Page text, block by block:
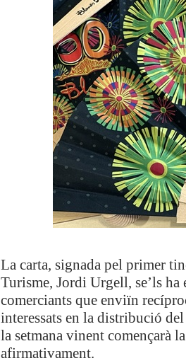
La carta, signada pel primer
Turisme, Jordi Urgell, se’ls ha
comerciants que enviïn
interessats en la distribució
la setmana vinent començarà
afirmativament.